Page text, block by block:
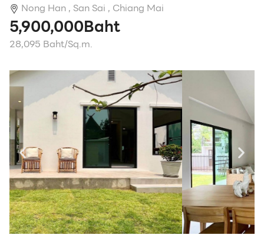
EN
TH
Nong Han , San Sai , Chiang Mai
5,900,000Baht
28,095 Baht/Sq.m.